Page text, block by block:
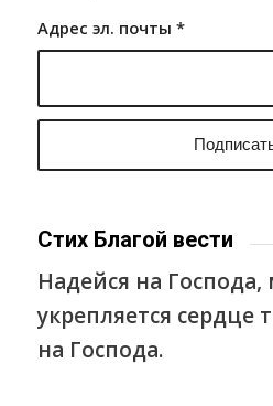
Адрес эл. почты *
Стих Благой вести
Надейся на
укрепляется сердце
на Господа.